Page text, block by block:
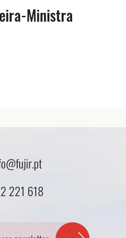
Ministra
221 618